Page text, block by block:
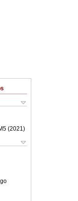
(2021 )